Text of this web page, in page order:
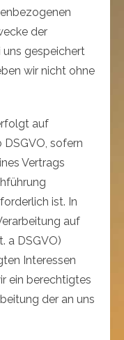
der
uns gespeichert
wir nicht ohne
auf
DSGVO, sofern
Vertrags
ist. In
auf
a DSGVO)
Interessen
ein berechtigtes
der an uns